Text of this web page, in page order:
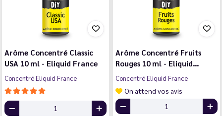
Arôme Concentré Classic
USA 10 ml - Eliquid France
Concentré Eliquid France
Arôme Concentré Fruits
Rouges 10 ml - Eliquid…
Concentré Eliquid France
On attend vos avis